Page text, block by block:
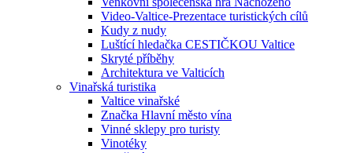
Video-Valtice-Prezentace turistických cílů
Kudy z nudy
Luštící hledačka CESTIČKOU Valtice
Skryté příběhy
Architektura ve Valticích
Vinařská turistika
Valtice vinařské
Značka Hlavní město vína
Vinné sklepy pro turisty
Vinotéky